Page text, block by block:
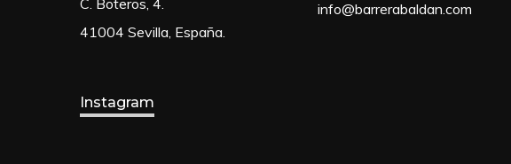
C. Boteros, 4.
41004 Sevilla, España.
info@barrerabaldan.com
Instagram